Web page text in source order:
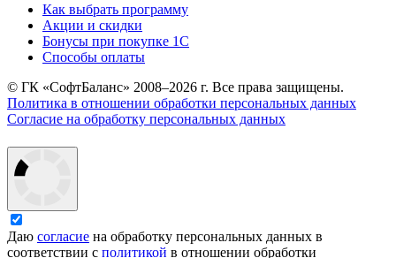
Как выбрать программу
Акции и скидки
Бонусы при покупке 1С
Способы оплаты
© ГК «СофтБаланс» 2008–2026 г. Все права защищены.
Политика в отношении обработки персональных данных
Согласие на обработку персональных данных
Даю согласие на обработку персональных данных в
соответствии с политикой в отношении обработки